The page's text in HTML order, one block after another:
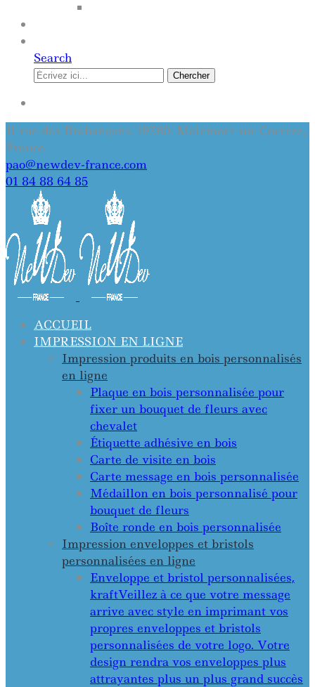
Search
Chercher
11 rue des Brabançons, 19360, Malemort sur Correze,
France
pao@newdev-france.com
01 84 88 64 85
ACCUEIL
IMPRESSION EN LIGNE
Impression produits en bois personnalisés
en ligne
Plaque en bois personnalisée pour
fixer un bouquet de fleurs avec
chevalet
Étiquette adhésive en bois
Carte de visite en bois
Carte message en bois personnalisée
Médaillon en bois personnalisé pour
bouquet de fleurs
Boîte ronde en bois personnalisée
Impression enveloppes et bristols
personnalisées en ligne
Enveloppe et bristol personnalisées,
kraftVeillez à ce que votre message
arrive avec style en imprimant vos
propres enveloppes et bristols
personnalisées de votre logo. Votre
design rendra vos enveloppes plus
attrayantes plus un plus grand succès